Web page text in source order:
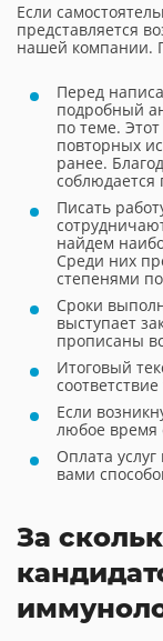
Если
представляется
нашей компании.
Перед
подробный
по теме.
повторных
ранее.
Писать
найдем
Среди них
степенями
Сроки
выступает
прописаны
Итоговый
Если
любое время
Оплата
вами
За